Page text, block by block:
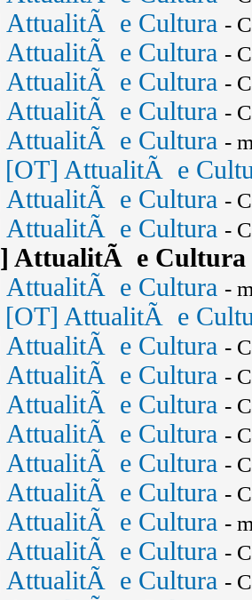
AttualitÃ e Cultura -
AttualitÃ e Cultura -
AttualitÃ e Cultura -
AttualitÃ e Cultura -
AttualitÃ e Cultura -
AttualitÃ e
AttualitÃ e Cultura -
AttualitÃ e Cultura -
AttualitÃ e Cultura
AttualitÃ e Cultura -
AttualitÃ e
AttualitÃ e Cultura -
AttualitÃ e Cultura -
AttualitÃ e Cultura -
AttualitÃ e Cultura -
AttualitÃ e Cultura -
AttualitÃ e Cultura -
AttualitÃ e Cultura -
AttualitÃ e Cultura -
AttualitÃ e Cultura -